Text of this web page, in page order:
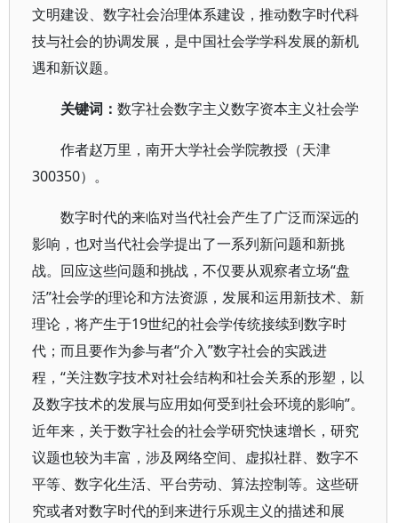
文明建设、数字社会治理体系建设，推动数字时代科
技与社会的协调发展，是中国社会学学科发展的新机
遇和新议题。
关键词： 数字社会数字主义数字资本主义社会学
作者赵万里，南开大学社会学院教授（天津
300350）。
数字时代的来临对当代社会产生了广泛而深远的
影响，也对当代社会学提出了一系列新问题和新挑
战。回应这些问题和挑战，不仅要从观察者立场“盘
活”社会学的理论和方法资源，发展和运用新技术、新
理论，将产生于19世纪的社会学传统接续到数字时
代；而且要作为参与者“介入”数字社会的实践进
程，“关注数字技术对社会结构和社会关系的形塑，以
及数字技术的发展与应用如何受到社会环境的影响”。
近年来，关于数字社会的社会学研究快速增长，研究
议题也较为丰富，涉及网络空间、虚拟社群、数字不
平等、数字化生活、平台劳动、算法控制等。这些研
究或者对数字时代的到来进行乐观主义的描述和展